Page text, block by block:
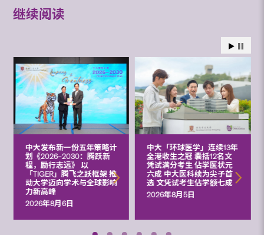
继续阅读
中大发布新一份五年策略计
划《2026‒2030：腾跃新
程，励行志远》 以
「TIGER」腾飞之跃框架 推
动大学迈向学术与全球影响
力新高峰
2026年8月6日
中大「环球医学」连续13年
全港收生之冠 囊括12名文
凭试满分考生 佔学医状元
六成 中大医科续为尖子首
选 文凭试考生佔学额七成
2026年8月5日